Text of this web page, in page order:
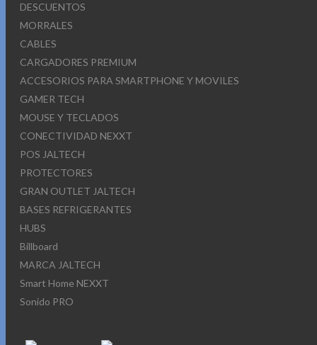
DESCUENTOS
MORRALES
CABLES
CARGADORES PREMIUM
ACCESORIOS PARA SMARTPHONE Y MOVILES
GAMER TECH
MOUSE Y TECLADOS
CONECTIVIDAD NEXXT
POS JALTECH
PROTECTORES
GRAN OUTLET JALTECH
BASES REFRIGERANTES
HUBS
Billboard
MARCA JALTECH
Smart Home NEXXT
Sonido PRO